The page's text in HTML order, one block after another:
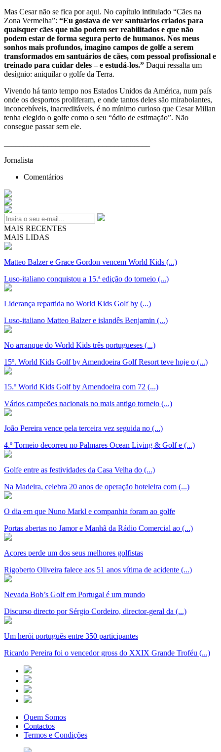
Mas Cesar não se fica por aqui. No capítulo intitulado “Cães na
Zona Vermelha”: “Eu gostava de ver santuários criados para
quaisquer cães que não podem ser reabilitados e que não
podem estar de forma segura perto de humanos. Nos meus
sonhos mais profundos, imagino campos de golfe a serem
transformados em santuários de cães, com pessoal profissional e
treinado para cuidar deles – e estudá-los.” Daqui ressalta um
desígnio: aniquilar o golfe da Terra.
Vivendo há tanto tempo nos Estados Unidos da América, num país
onde os desportos proliferam, e onde tantos deles são mirabolantes,
inconcebíveis, inacreditáveis, é no mínimo curioso que Cesar Millan
tenha elegido o golfe como o seu “ódio de estimação”. Não
consegue passar sem ele.
Jornalista
Comentários
MAIS RECENTES
MAIS LIDAS
Matteo Balzer e Grace Gordon vencem World Kids (...)
Luso-italiano conquistou a 15.ª edição do torneio (...)
Liderança repartida no World Kids Golf by (...)
Luso-italiano Matteo Balzer e islandês Benjamin (...)
No arranque do World Kids três portugueses (...)
15º. World Kids Golf by Amendoeira Golf Resort teve hoje o (...)
15.º World Kids Golf by Amendoeira com 72 (...)
Vários campeões nacionais no mais antigo torneio (...)
João Pereira vence pela terceira vez seguida no (...)
4.º Torneio decorreu no Palmares Ocean Living & Golf e (...)
Golfe entre as festividades da Casa Velha do (...)
Na Madeira, celebra 20 anos de operação hoteleira com (...)
O dia em que Nuno Markl e companhia foram ao golfe
Portas abertas no Jamor e Manhã da Rádio Comercial ao (...)
Açores perde um dos seus melhores golfistas
Rigoberto Oliveira falece aos 51 anos vítima de acidente (...)
Nevada Bob’s Golf em Portugal é um mundo
Discurso directo por Sérgio Cordeiro, director-geral da (...)
Um herói português entre 350 participantes
Ricardo Pereira foi o vencedor gross do XXIX Grande Troféu (...)
Quem Somos
Contactos
Termos e Condições